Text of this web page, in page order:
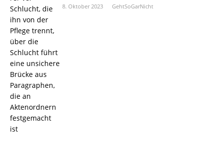
8. Oktober 2023 GehtSoGarNicht